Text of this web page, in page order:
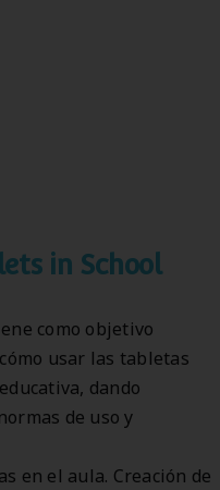
in School
como objetivo
usar las tabletas
dando
de uso y
en el aula. Creación de